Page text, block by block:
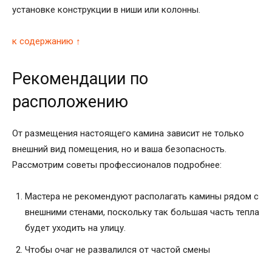
установке конструкции в ниши или колонны.
к содержанию ↑
Рекомендации по
расположению
От размещения настоящего камина зависит не только
внешний вид помещения, но и ваша безопасность.
Рассмотрим советы профессионалов подробнее:
Мастера не рекомендуют располагать камины рядом с
внешними стенами, поскольку так большая часть тепла
будет уходить на улицу.
Чтобы очаг не развалился от частой смены